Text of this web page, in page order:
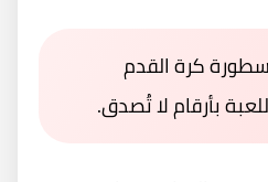
كرة القدم
بأرقام لا تُصدق.